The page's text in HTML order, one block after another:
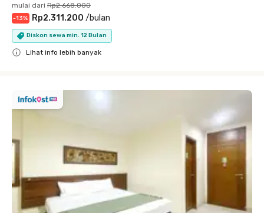
mulai dari Rp2.668.000
-13% Rp2.311.200 /bulan
Diskon sewa min. 12 Bulan
Lihat info lebih banyak